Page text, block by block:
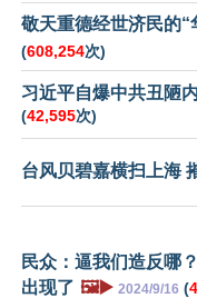
敬天重德经世济民的“
(608,254次)
习近平自爆中共丑陋
(42,595次)
台风贝碧嘉横扫上海
民众：逼我们造反哪
出现了 🖼️▶️ 2024/9/16 (